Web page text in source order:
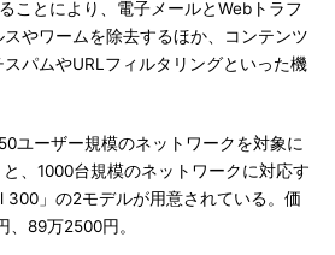
ことにより、電子メールとWebトラフ
やワームを除去するほか、コンテンツ
パムやURLフィルタリングといった機
ユーザー規模のネットワークを対象に
、1000台規模のネットワークに対応す
300」の2モデルが用意されている。価
、89万2500円。